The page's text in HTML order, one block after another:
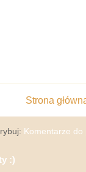
Strona
Komentarze
:)